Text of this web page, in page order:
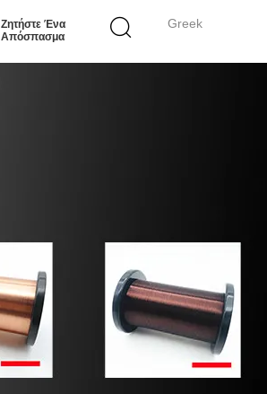
Greek
Ζητήστε Ένα
Απόσπασμα